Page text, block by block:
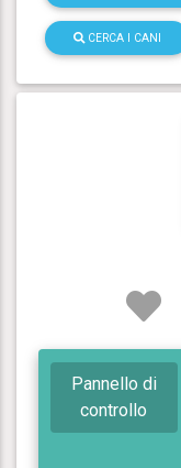
CERCA I CANI
Pannello di
controllo